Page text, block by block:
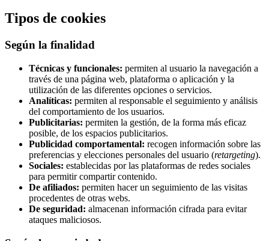
Tipos de cookies
Según la finalidad
Técnicas y funcionales: permiten al usuario la navegación a
través de una página web, plataforma o aplicación y la
utilización de las diferentes opciones o servicios.
Analíticas: permiten al responsable el seguimiento y análisis
del comportamiento de los usuarios.
Publicitarias: permiten la gestión, de la forma más eficaz
posible, de los espacios publicitarios.
Publicidad comportamental: recogen información sobre las
preferencias y elecciones personales del usuario (retargeting).
Sociales: establecidas por las plataformas de redes sociales
para permitir compartir contenido.
De afiliados: permiten hacer un seguimiento de las visitas
procedentes de otras webs.
De seguridad: almacenan información cifrada para evitar
ataques maliciosos.